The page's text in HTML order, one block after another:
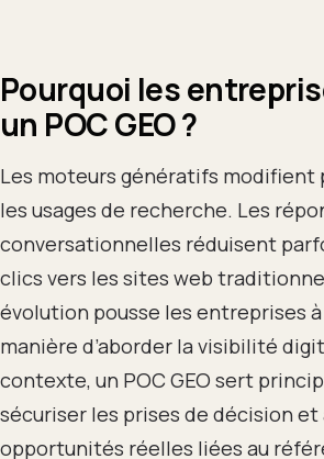
Pourquoi les
un POC GEO ?
Les moteurs génératifs modifient
les usages de recherche. Les
conversationnelles réduisent
clics vers les sites web
évolution pousse les entreprises
manière d’aborder la visibilité
contexte, un POC GEO sert
sécuriser les prises de décision et
opportunités réelles liées au